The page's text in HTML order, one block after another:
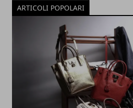
ARTICOLI POPOLARI